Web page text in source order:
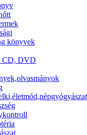
könyvek
CD, DVD